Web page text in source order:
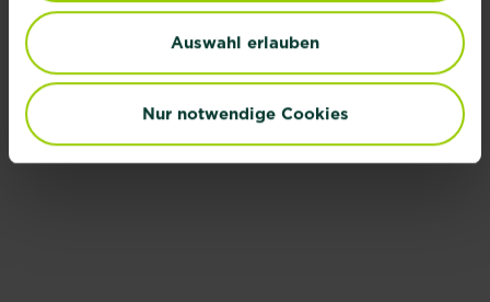
Auswahl erlauben
Nur notwendige Cookies
VERWANDTE PFLANZEN
Paprika pflanzen,
pflegen und